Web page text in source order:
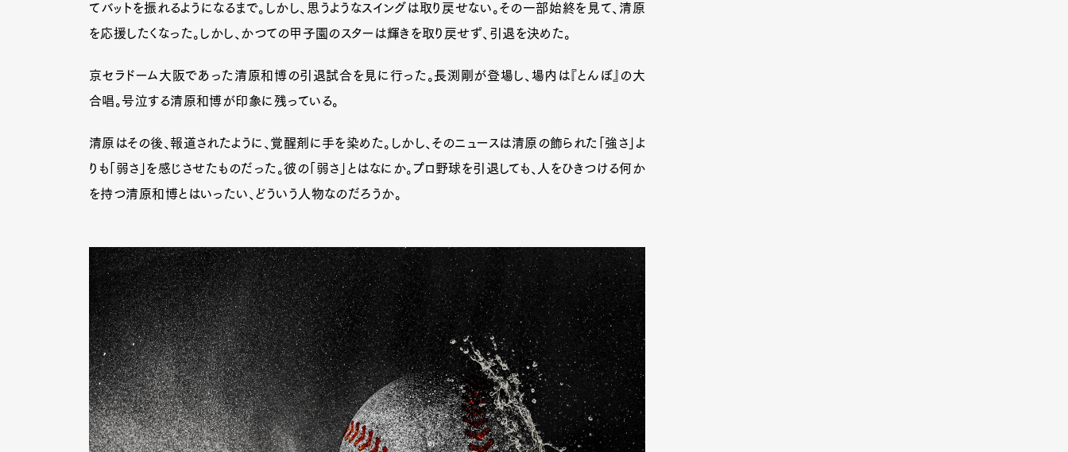
Gourmet
Cars Product
Pen Membership Magazine Official Columnist
てバットを振れるようになるまで。しかし、思うようなスイングは取り戻せない。その一部始終を見て、清原
を応援したくなった。しかし、かつての甲子園のスターは輝きを取り戻せず、引退を決めた。
京セラドーム大阪であった清原和博の引退試合を見に行った。長渕剛が登場し、場内は『とんぼ』の大
合唱。号泣する清原和博が印象に残っている。
清原はその後、報道されたように、覚醒剤に手を染めた。しかし、そのニュースは清原の飾られた「強さ」よ
りも「弱さ」を感じさせたものだった。彼の「弱さ」とはなにか。プロ野球を引退しても、人をひきつける何か
を持つ清原和博とはいったい、どういう人物なのだろうか。